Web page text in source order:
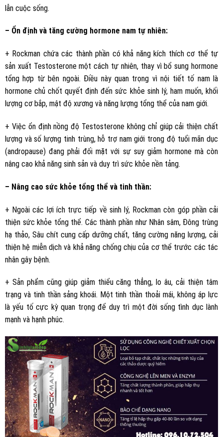
lẫn cuộc sống.
– Ổn định và tăng cường hormone nam tự nhiên:
+ Rockman chứa các thành phần có khả năng kích thích cơ thể tự
sản xuất Testosterone một cách tự nhiên, thay vì bổ sung hormone
tổng hợp từ bên ngoài. Điều này quan trọng vì nội tiết tố nam là
hormone chủ chốt quyết định đến sức khỏe sinh lý, ham muốn, khối
lượng cơ bắp, mật độ xương và năng lượng tổng thể của nam giới.
+ Việc ổn định nồng độ Testosterone không chỉ giúp cải thiện chất
lượng và số lượng tinh trùng, hỗ trợ nam giới trong độ tuổi mãn dục
(andropause) đang phải đối mặt với sự suy giảm hormone mà còn
nâng cao khả năng sinh sản và duy trì sức khỏe nền tảng.
– Nâng cao sức khỏe tổng thể và tinh thần:
+ Ngoài các lợi ích trực tiếp về sinh lý, Rockman còn góp phần cải
thiện sức khỏe tổng thể. Các thành phần như Nhân sâm, Đông trùng
hạ thảo, Sâu chít cung cấp dưỡng chất, tăng cường năng lượng, cải
thiện hệ miễn dịch và khả năng chống chịu của cơ thể trước các tác
nhân gây bệnh.
+ Sản phẩm cũng giúp giảm thiểu căng thẳng, lo âu, cải thiện tâm
trạng và tinh thần sảng khoái. Một tinh thần thoải mái, không áp lực
là yếu tố cực kỳ quan trọng để duy trì một đời sống tình dục lành
mạnh và hạnh phúc.